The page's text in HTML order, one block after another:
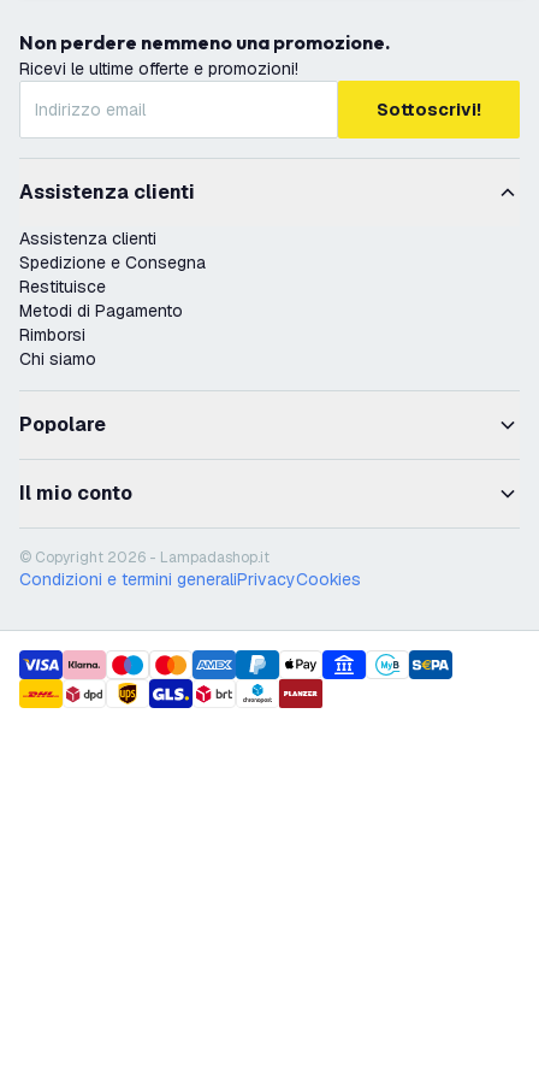
Non perdere nemmeno una promozione.
Ricevi le ultime offerte e promozioni!
Sottoscrivi!
Assistenza clienti
Assistenza clienti
Spedizione e Consegna
Restituisce
Metodi di Pagamento
Rimborsi
Chi siamo
Popolare
Il mio conto
© Copyright 2026 - Lampadashop.it
Condizioni e termini generaliPrivacyCookies
payment methods
shipment methods